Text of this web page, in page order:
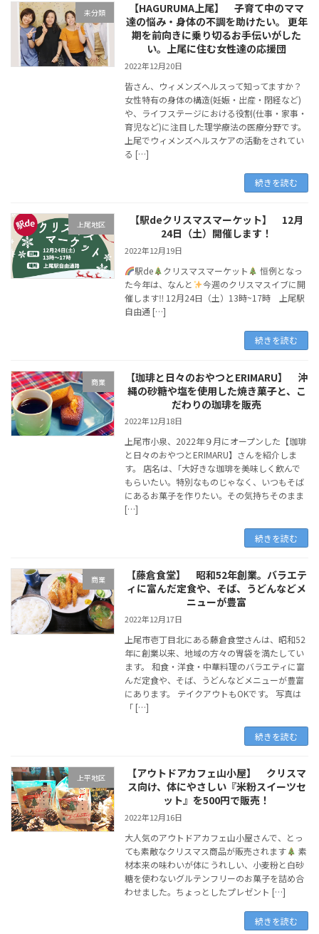
未分類
【HAGURUMA上尾】 子育て中のママ
達の悩み・身体の不調を助けたい。 更年
期を前向きに乗り切るお手伝いがした
い。上尾に住む女性達の応援団
2022年12月20日
皆さん、ウィメンズヘルスって知ってますか？
女性特有の身体の構造(妊娠・出産・閉経など)
や、ライフステージにおける役割(仕事・家事・
育児など)に注目した理学療法の医療分野です。
上尾でウィメンズヘルスケアの活動をされてい
る […]
続きを読む
上尾地区
【駅deクリスマスマーケット】 12月
24日（土）開催します！
2022年12月19日
駅de クリスマスマーケット
恒例となっ
た今年は、なんと
今週のクリスマスイブに開
催します‼ 12月24日（土）13時~17時 上尾駅
自由通 […]
続きを読む
商業
【珈琲と日々のおやつとERIMARU】 沖
縄の砂糖や塩を使用した焼き菓子と、こ
だわりの珈琲を販売
2022年12月18日
上尾市小泉、2022年９月にオープンした【珈琲
と日々のおやつとERIMARU】さんを紹介しま
す。 店名は、｢大好きな珈琲を美味しく飲んで
もらいたい。特別なものじゃなく、いつもそば
にあるお菓子を作りたい。その気持ちそのまま
[…]
続きを読む
商業
【藤倉食堂】 昭和52年創業。バラエテ
ィに富んだ定食や、そば、うどんなどメ
ニューが豊富
2022年12月17日
上尾市壱丁目北にある藤倉食堂さんは、昭和52
年に創業以来、地域の方々の胃袋を満たしてい
ます。 和食・洋食・中華料理のバラエティに富
んだ定食や、そば、うどんなどメニューが豊富
にあります。 テイクアウトもOKです。 写真は
「 […]
続きを読む
上平地区
【アウトドアカフェ山小屋】 クリスマ
ス向け、体にやさしい『米粉スイーツセ
ット』を500円で販売！
2022年12月16日
大人気のアウトドアカフェ山小屋さんで、とっ
ても素敵なクリスマス商品が販売されます
素
材本来の味わいが体にうれしい、小麦粉と白砂
糖を使わないグルテンフリーのお菓子を詰め合
わせました。ちょっとしたプレゼント […]
続きを読む